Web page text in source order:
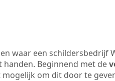
waar een schildersbedrijf
Beginnend met de
om dit door te